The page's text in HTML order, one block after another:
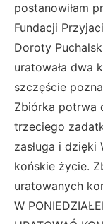
postanowiłam
Fundacji
Doroty
uratowała dwa
szczęście
Zbiórka potrwa
trzeciego
zasługa i
końskie życie.
uratowanych
W